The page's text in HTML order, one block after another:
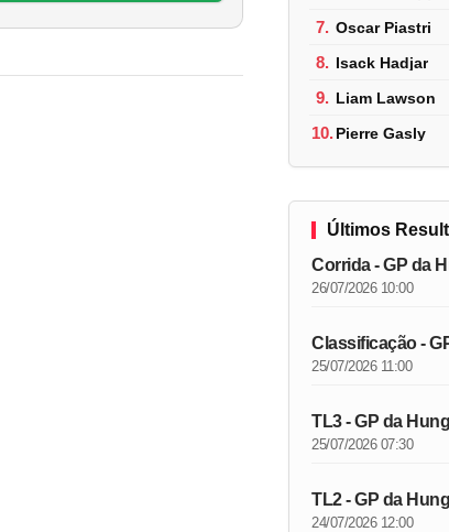
7. Oscar Piastri
8. Isack Hadjar
9. Liam Lawson
10.Pierre Gasly
Últimos
Corrida - GP da
26/07/2026 10:00
Classificação -
25/07/2026 11:00
TL3 - GP da
25/07/2026 07:30
TL2 - GP da
24/07/2026 12:00